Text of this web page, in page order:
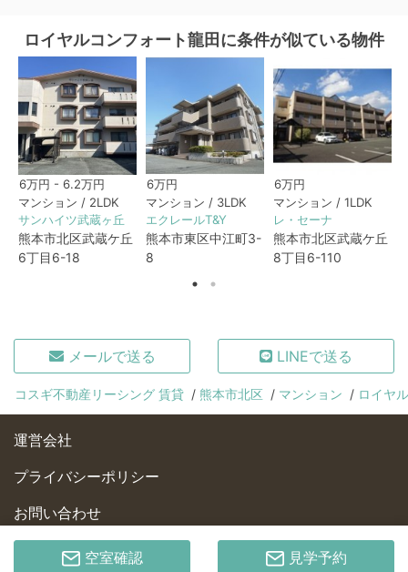
ロイヤルコンフォート龍田に条件が似ている物件
6万円 - 6.2万円
マンション / 2LDK
サンハイツ武蔵ヶ丘
熊本市北区武蔵ケ丘
6丁目6-18
6万円
マンション / 3LDK
エクレールT&Y
熊本市東区中江町3-
8
6万円
マンション / 1LDK
レ・セーナ
熊本市北区武蔵ケ丘
8丁目6-110
メールで送る LINEで送る
空室確認 見学予約
コスギ不動産リーシング 賃貸 熊本市北区 マンション ロイヤ
運営会社
プライバシーポリシー
お問い合わせ
© KOSUGI REAL ESTATE Co., Ltd.